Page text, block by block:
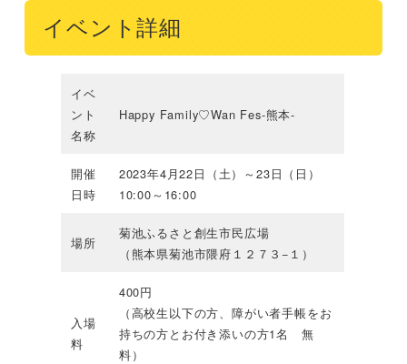
イベント詳細
イベ
ント
名称
Happy Family♡Wan Fes-熊本-
開催
日時
2023年4月22日（土）～23日（日）
10:00～16:00
場所
菊池ふるさと創生市民広場
（熊本県菊池市隈府１２７３−１）
入場
料
400円
（高校生以下の方、障がい者手帳をお
持ちの方とお付き添いの方1名 無
料）